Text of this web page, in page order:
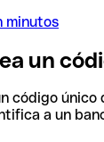
minutos
un
código único
a un